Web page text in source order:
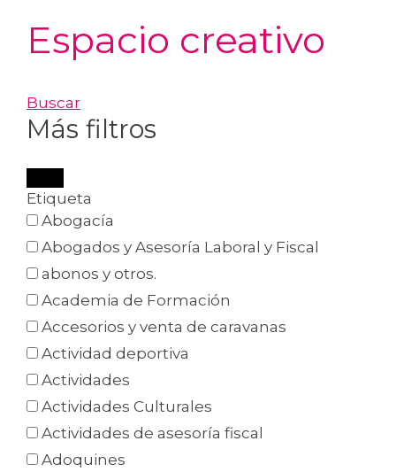
Espacio creativo
Buscar
Más filtros
Etiqueta
Abogacía
Abogados y Asesoría Laboral y Fiscal
abonos y otros.
Academia de Formación
Accesorios y venta de caravanas
Actividad deportiva
Actividades
Actividades Culturales
Actividades de asesoría fiscal
Adoquines